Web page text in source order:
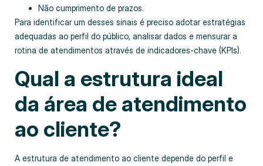
Não cumprimento de prazos.
Para identificar um desses sinais é preciso adotar estratégias
adequadas ao perfil do público, analisar dados e mensurar a
rotina de atendimentos através de indicadores-chave (KPIs).
Qual a estrutura ideal
da área de atendimento
ao cliente?
A estrutura de atendimento ao cliente depende do perfil e